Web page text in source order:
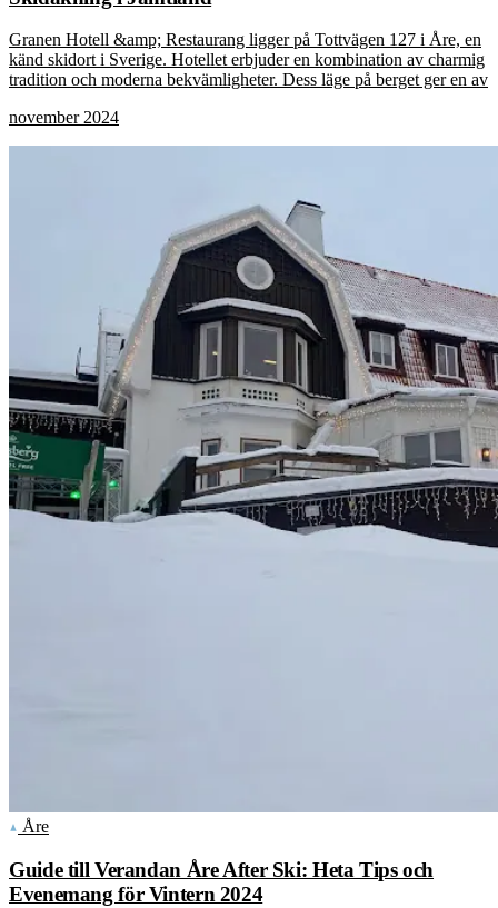
Granen Hotell &amp; Restaurang ligger på Tottvägen 127 i Åre, en
känd skidort i Sverige. Hotellet erbjuder en kombination av charmig
tradition och moderna bekvämligheter. Dess läge på berget ger en av
november 2024
Åre
Guide till Verandan Åre After Ski: Heta Tips och
Evenemang för Vintern 2024